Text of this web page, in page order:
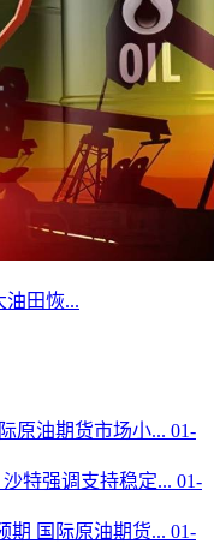
油田恢...
原油期货市场小... 01-
特强调支持稳定... 01-
期 国际原油期货... 01-